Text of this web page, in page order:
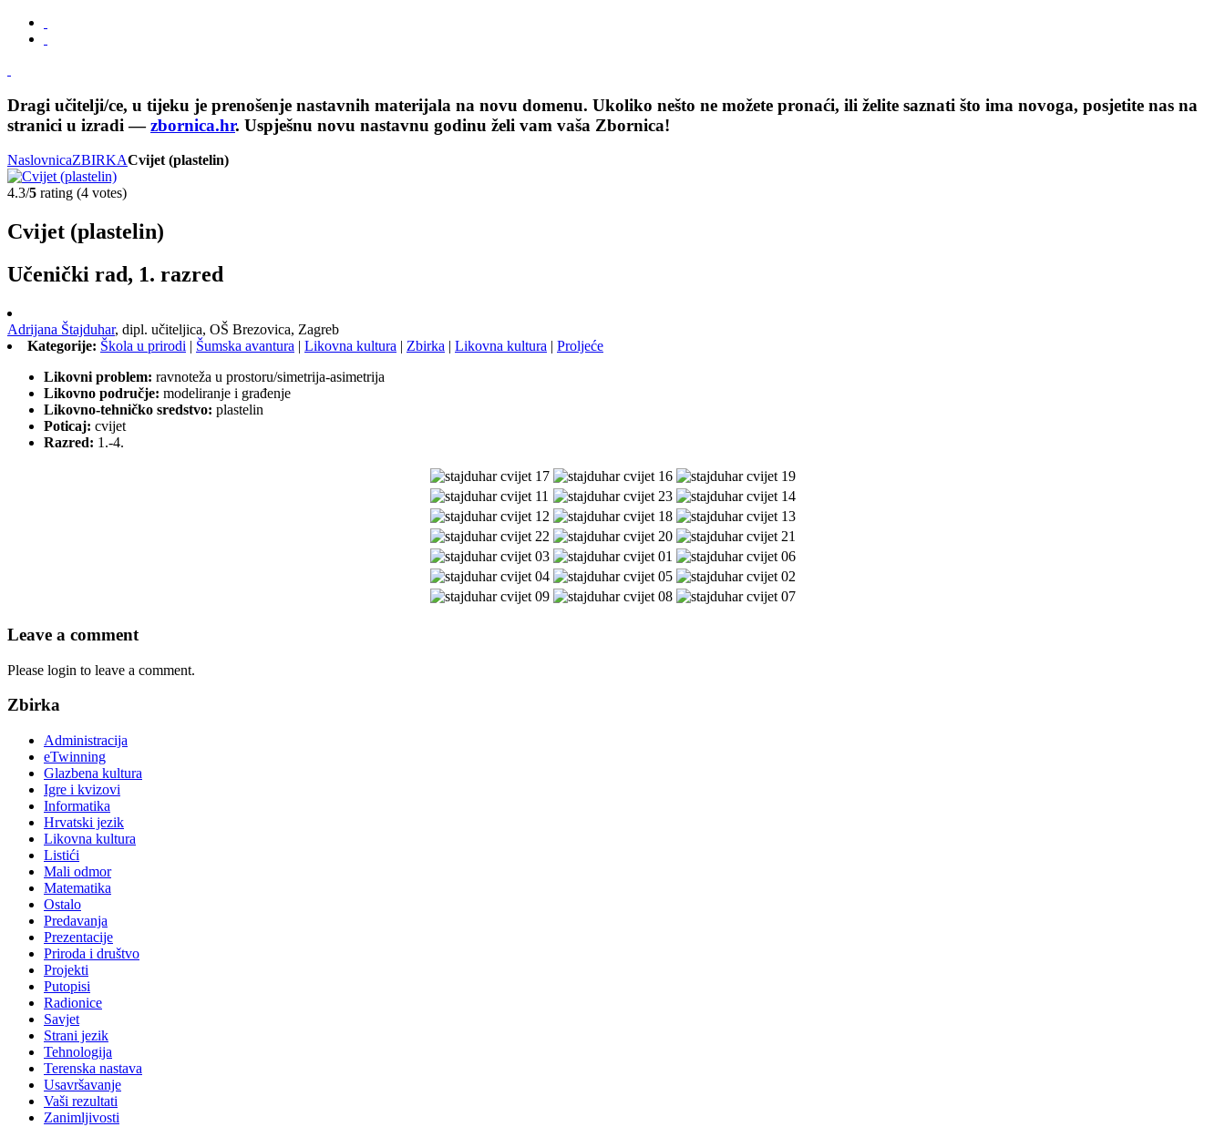
Dragi učitelji/ce, u tijeku je prenošenje nastavnih materijala na novu domenu. Ukoliko nešto ne možete pronaći, ili želite saznati što ima novoga, posjetite nas na
stranici u izradi —zbornica.hr. Uspješnu novu nastavnu godinu želi vam vaša Zbornica!
NaslovnicaZBIRKACvijet (plastelin)
4.3/5 rating (4 votes)
Cvijet (plastelin)
Učenički rad, 1. razred
Adrijana Štajduhar, dipl. učiteljica, OŠ Brezovica, Zagreb
Kategorije: Škola u prirodi | Šumska avantura | Likovna kultura | Zbirka | Likovna kultura | Proljeće
Likovni problem: ravnoteža u prostoru/simetrija-asimetrija
Likovno područje: modeliranje i građenje
Likovno-tehničko sredstvo: plastelin
Poticaj: cvijet
Razred: 1.-4.
Leave a comment
Please login to leave a comment.
Zbirka
Administracija
eTwinning
Glazbena kultura
Igre i kvizovi
Informatika
Hrvatski jezik
Likovna kultura
Listići
Mali odmor
Matematika
Ostalo
Predavanja
Prezentacije
Priroda i društvo
Projekti
Putopisi
Radionice
Savjet
Strani jezik
Tehnologija
Terenska nastava
Usavršavanje
Vaši rezultati
Zanimljivosti